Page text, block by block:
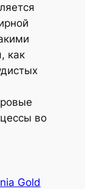
как
во
Gold